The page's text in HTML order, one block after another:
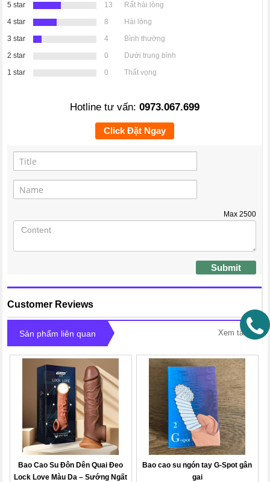
5 star
13
Rất hài lòng
4 star
8
Hài lòng
3 star
4
Bình thường
2 star
0
Dưới trung bình
1 star
0 Thất vọng
Hotline tư vấn: 0973.067.699
Click Đặt Ngay
Max 2500
Submit
Customer Reviews
Sản phẩm liên quan Xem tất cả
Bao Cao Su Đôn Dên Quai Đeo
Lock Love Màu Da – Sướng Ngất
Bao cao su ngón tay G-Spot gân
gai